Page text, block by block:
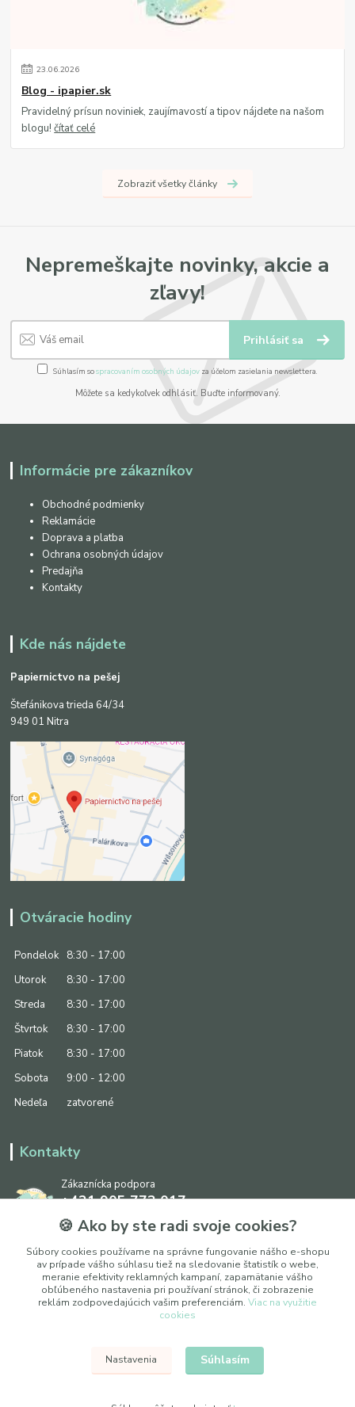
23.06.2026
Blog - ipapier.sk
Pravidelný prísun noviniek, zaujímavostí a tipov nájdete na našom
blogu!čítať celé
Zobraziť všetky články
Nepremeškajte novinky, akcie a
zľavy!
Prihlásiť sa
Súhlasím sospracovaním osobných údajov za účelom zasielania newslettera.
Môžete sa kedykoľvek odhlásiť. Buďte informovaný.
Informácie pre zákazníkov
Obchodné podmienky
Reklamácie
Doprava a platba
Ochrana osobných údajov
Predajňa
Kontakty
Kde nás nájdete
Papiernictvo na pešej
Štefánikova trieda 64/34
949 01 Nitra
Otváracie hodiny
Pondelok
8:30 - 17:00
Utorok
8:30 - 17:00
Streda
8:30 - 17:00
Štvrtok
8:30 - 17:00
Piatok
8:30 - 17:00
Sobota
9:00 - 12:00
Nedeľa
zatvorené
Kontakty
Zákaznícka podpora
+421 905 773 017
(Po-Pia, 8:30 - 17:00, So: 9:00 - 12:00)
info@ipapier.sk
Upraviť nastavenia cookies
© 2025 WOXY, s. r. o.
🍪 Ako by ste radi svoje cookies?
Súbory cookies používame na správne fungovanie nášho e-shopu
av prípade vášho súhlasu tiež na sledovanie štatistík o webe,
meranie efektivity reklamných kampaní, zapamätanie vášho
obľúbeného nastavenia pri používaní stránok, či zobrazenie
reklám zodpovedajúcich vašim preferenciám. Viac na využitie
cookies
Nastavenia Súhlasím